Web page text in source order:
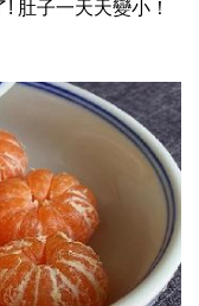
肚子一天天變小！